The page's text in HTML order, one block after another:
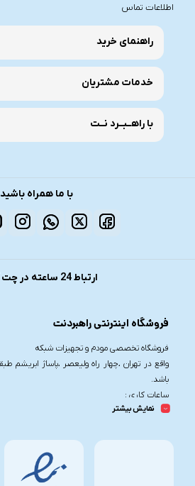
اطلاعات تماس
راهنمای خرید
خدمات مشتریان
با راهــبــرد نــت
با ما همراه باشید
ارتباط 24 ساعته در چت آنلاین
فروشگاه اینترنتی راهبردنت
فروشگاه تخصصی مودم و تجهیزات شبکه
باشد.
ساعات کاری :
شنبه تا چهارشنبه از ساعت 9.30 تا 20
تلفن تماس :
نمایش بیشتر